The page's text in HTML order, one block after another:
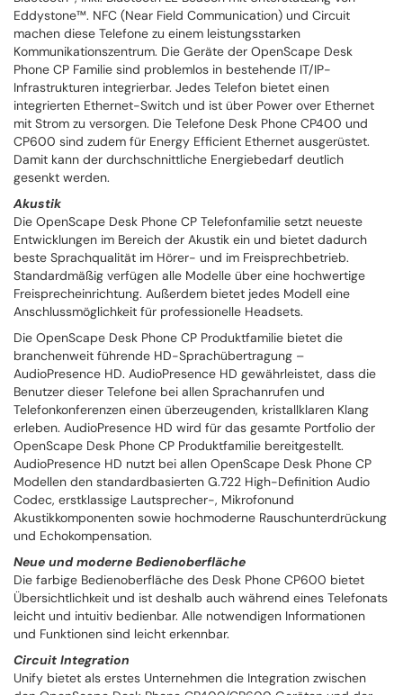
Eddystone™. NFC (Near Field Communication) und Circuit
machen diese Telefone zu einem leistungsstarken
Kommunikationszentrum. Die Geräte der OpenScape Desk
Phone CP Familie sind problemlos in bestehende IT/IP-
Infrastrukturen integrierbar. Jedes Telefon bietet einen
integrierten Ethernet-Switch und ist über Power over Ethernet
mit Strom zu versorgen. Die Telefone Desk Phone CP400 und
CP600 sind zudem für Energy Efficient Ethernet ausgerüstet.
Damit kann der durchschnittliche Energiebedarf deutlich
gesenkt werden.
Akustik
Die OpenScape Desk Phone CP Telefonfamilie setzt neueste
Entwicklungen im Bereich der Akustik ein und bietet dadurch
beste Sprachqualität im Hörer- und im Freisprechbetrieb.
Standardmäßig verfügen alle Modelle über eine hochwertige
Freisprecheinrichtung. Außerdem bietet jedes Modell eine
Anschlussmöglichkeit für professionelle Headsets.
Die OpenScape Desk Phone CP Produktfamilie bietet die
branchenweit führende HD-Sprachübertragung –
AudioPresence HD. AudioPresence HD gewährleistet, dass die
Benutzer dieser Telefone bei allen Sprachanrufen und
Telefonkonferenzen einen überzeugenden, kristallklaren Klang
erleben. AudioPresence HD wird für das gesamte Portfolio der
OpenScape Desk Phone CP Produktfamilie bereitgestellt.
AudioPresence HD nutzt bei allen OpenScape Desk Phone CP
Modellen den standardbasierten G.722 High-Definition Audio
Codec, erstklassige Lautsprecher-, Mikrofonund
Akustikkomponenten sowie hochmoderne Rauschunterdrückung
und Echokompensation.
Neue und moderne Bedienoberfläche
Die farbige Bedienoberfläche des Desk Phone CP600 bietet
Übersichtlichkeit und ist deshalb auch während eines Telefonats
leicht und intuitiv bedienbar. Alle notwendigen Informationen
und Funktionen sind leicht erkennbar.
Circuit Integration
Unify bietet als erstes Unternehmen die Integration zwischen